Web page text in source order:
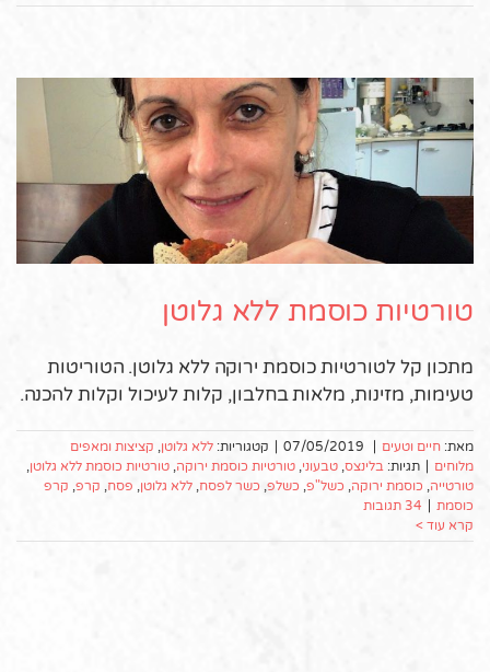
טורטיות כוסמת ללא גלוטן
מתכון קל לטורטיות כוסמת ירוקה ללא גלוטן. הטוריטות
טעימות, מזינות, מלאות בחלבון, קלות לעיכול וקלות להכנה.
מאת: חיים וטעים 07/05/2019 קטגוריות: ללא גלוטן, קציצות ומאפים
מלוחים
תגיות: בלינצס, טבעוני, טורטיות כוסמת ירוקה, טורטיות כוסמת ללא גלוטן,
טורטייה, כוסמת ירוקה, כשל"פ, כשלפ, כשר לפסח, ללא גלוטן, פסח, קרפ, קרפ
כוסמת
34 תגובות
קרא עוד >